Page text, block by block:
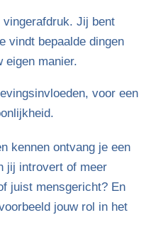
Jij bent
vindt bepaalde dingen
eigen manier.
voor een
kennen ontvang je een
jij introvert of meer
juist mensgericht? En
jouw rol in het